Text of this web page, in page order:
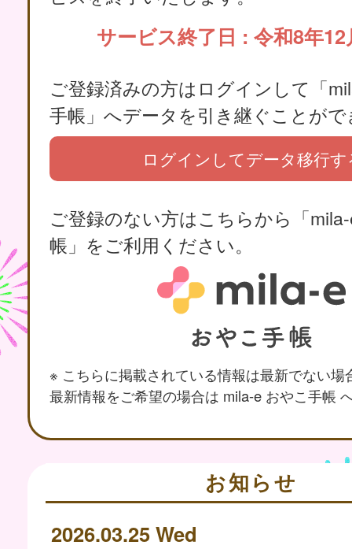
サービス終了日 : 令和8年12
ご登録済みの方はログインして「
手帳」へデータを引き継ぐことが
ログインしてデータ移行す
ご登録のない方はこちらから「
帳」をご利用ください。
※ こちらに掲載されている情報は最新でない場
最新情報をご希望の場合は mila-e おやこ手帳
お知らせ
2026.03.25 Wed